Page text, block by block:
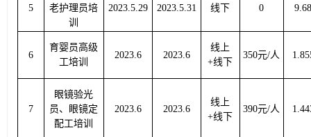
5
老护理员培
训
2023.5.29 2023.5.31 线下 0
6
育婴员高级
工培训
2023.6 2023.6
线上
+线下
350元/人
7
眼镜验光
员、眼镜定
配工培训
2023.6 2023.6
线上
+线下
390元/人